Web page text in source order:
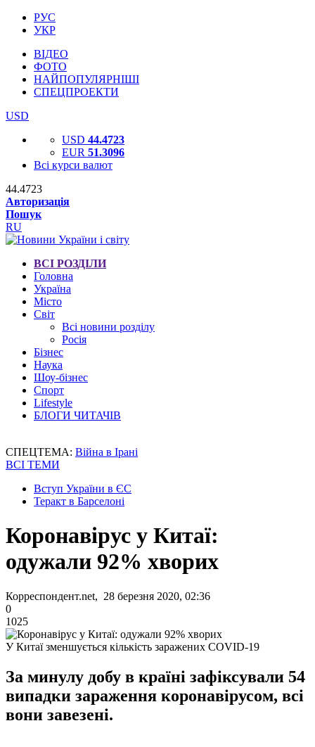
РУС
УКР
ВІДЕО
ФОТО
НАЙПОПУЛЯРНІШІ
СПЕЦПРОЕКТИ
USD
USD 44.4723
EUR 51.3096
Всі курси валют
44.4723
Авторизація
Пошук
RU
ВСІ РОЗДІЛИ
Головна
Україна
Місто
Світ
Всі новини розділу
Росія
Бізнес
Наука
Шоу-бізнес
Спорт
Lifestyle
БЛОГИ ЧИТАЧІВ
СПЕЦТЕМА: Війна в Ірані
ВСІ ТЕМИ
Вступ України в ЄС
Теракт в Барселоні
Коронавірус у Китаї:
одужали 92% хворих
Корреспондент.net, 28 березня 2020, 02:36
0
1025
У Китаї зменшується кількість заражених COVID-19
За минулу добу в країні зафіксували 54
випадки зараження коронавірусом, всі
вони завезені.